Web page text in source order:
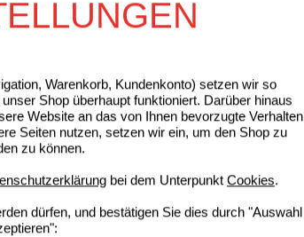
Warenkorb, Kundenkonto) setzen wir so
Shop überhaupt funktioniert. Darüber hinaus
Website an das von Ihnen bevorzugte Verhalten
Seiten nutzen, setzen wir ein, um den Shop zu
zu können.
bei dem Unterpunkt Cookies.
dürfen, und bestätigen Sie dies durch "Auswahl